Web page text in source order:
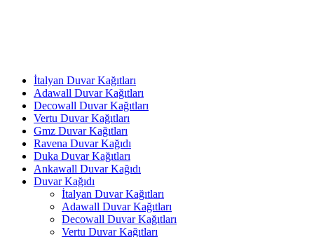
İtalyan Duvar Kağıtları
Adawall Duvar Kağıtları
Decowall Duvar Kağıtları
Vertu Duvar Kağıtları
Gmz Duvar Kağıtları
Ravena Duvar Kağıdı
Duka Duvar Kağıtları
Ankawall Duvar Kağıdı
Duvar Kağıdı
İtalyan Duvar Kağıtları
Adawall Duvar Kağıtları
Decowall Duvar Kağıtları
Vertu Duvar Kağıtları